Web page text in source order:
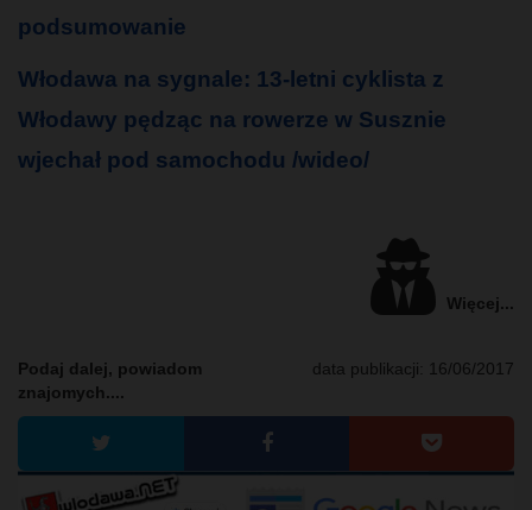
podsumowanie
Włodawa na sygnale: 13-letni cyklista z
Włodawy pędząc na rowerze w Susznie
wjechał pod samochodu /wideo/
Więcej...
data publikacji: 16/06/2017
Podaj dalej, powiadom
znajomych....